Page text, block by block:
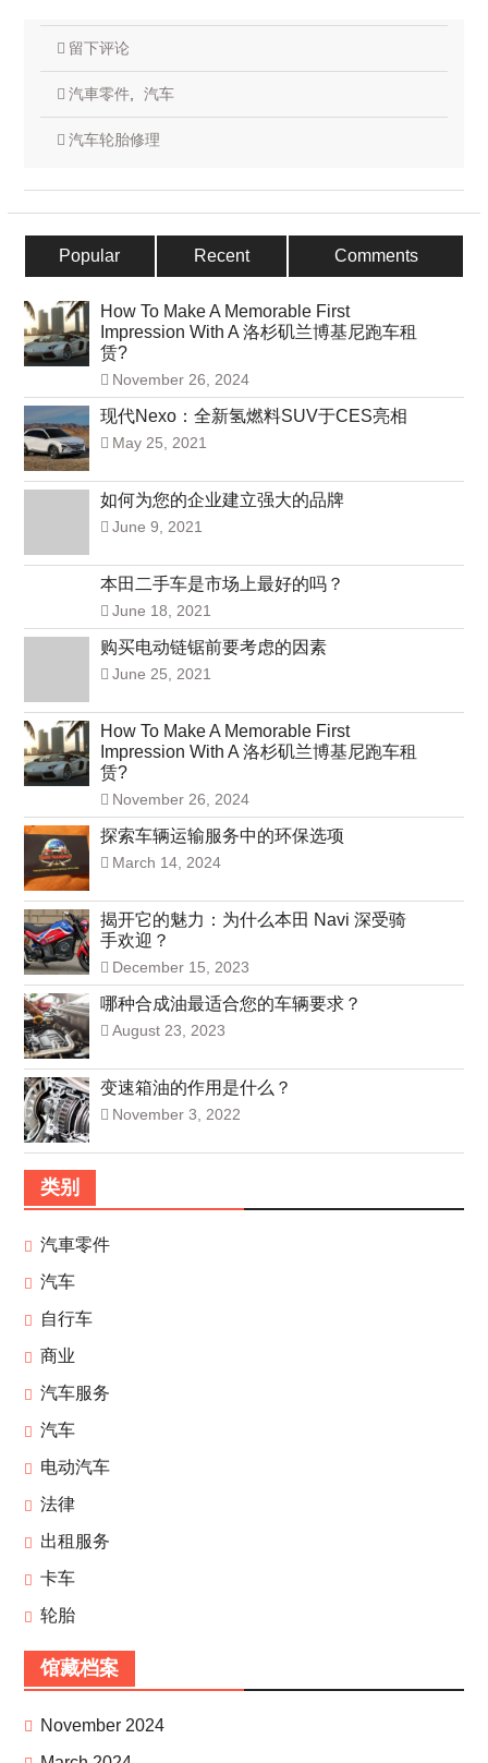
留下评论
汽車零件, 汽车
汽车轮胎修理
Popular Recent Comments
How To Make A Memorable First
Impression With A 洛杉矶兰博基尼跑车租
赁?
November 26, 2024
现代Nexo：全新氢燃料SUV于CES亮相
May 25, 2021
如何为您的企业建立强大的品牌
June 9, 2021
本田二手车是市场上最好的吗？
June 18, 2021
购买电动链锯前要考虑的因素
June 25, 2021
How To Make A Memorable First
Impression With A 洛杉矶兰博基尼跑车租
赁?
November 26, 2024
探索车辆运输服务中的环保选项
March 14, 2024
揭开它的魅力：为什么本田 Navi 深受骑
手欢迎？
December 15, 2023
哪种合成油最适合您的车辆要求？
August 23, 2023
变速箱油的作用是什么？
November 3, 2022
类别
汽車零件
汽车
自行车
商业
汽车服务
汽车
电动汽车
法律
出租服务
卡车
轮胎
馆藏档案
November 2024